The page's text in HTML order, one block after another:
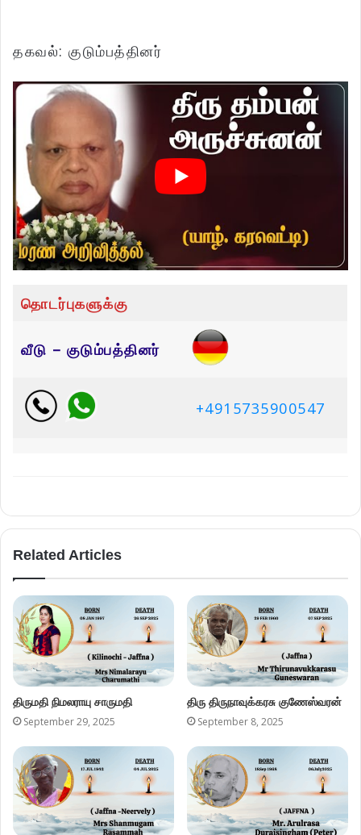
தகவல்: குடும்பத்தினர்
தொடர்புகளுக்கு
வீடு – குடும்பத்தினர்
+4915735900547
Related Articles
திருமதி நிமலராயு சாருமதி
September 29, 2025
திரு திருநாவுக்கரசு குணேஸ்வரன்
September 8, 2025